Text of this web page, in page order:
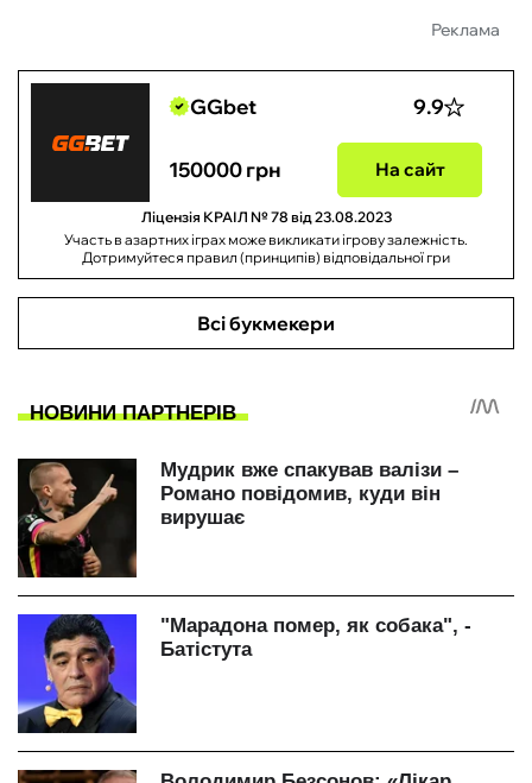
Реклама
GGbet 9.9
150000 грн На сайт
Ліцензія КРАІЛ № 78 від 23.08.2023
Участь в азартних іграх може викликати ігрову залежність.
Дотримуйтеся правил (принципів) відповідальної гри
Всі букмекери